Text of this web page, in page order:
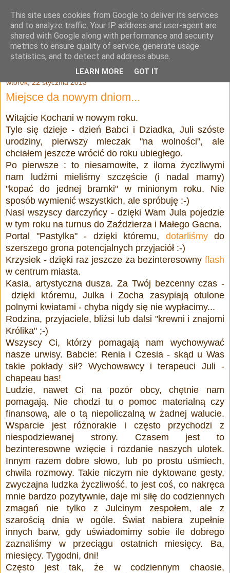
Julia Adamowska
wtorek, 22 stycznia 2013
Miejsce da nowym dniom...
Witajcie Kochani w nowym roku.
Tyle się dzieje - dzień Babci i Dziadka, Juli szóste
urodziny, pierwszy mleczak "na wolności", ale
chciałem jeszcze wrócić do roku ubiegłego.
Po pierwsze : to niesamowite, z iloma życzliwymi
nam ludźmi mieliśmy szczęście (i nadal mamy)
"kopać do jednej bramki" w minionym roku. Nie
sposób wymienić wszystkich, ale spróbuję :-)
Nasi wszyscy darczyńcy - dzięki Wam Jula pojedzie
w tym roku na turnus do Zaździerza i Małego Gacna.
Portal "Pastylka" - dzięki któremu, dotarliśmydo
szerszego grona potencjalnych przyjaciół :-)
Krzysiek - dzięki raz jeszcze za bezinteresowny flash
w centrum miasta.
Kasia, artystyczna dusza. Za Twój bezcenny czas -
dzięki któremu, Julka i Zocha zasypiają otulone
polnymi kwiatami - chyba nigdy się nie wypłacimy...
Rodzina, przyjaciele, bliżsi lub dalsi "krewni i znajomi
Królika" ;-)
Wszyscy Ci, którzy pomagają nam wychowywać
nasze urwisy. Babcie: Renia i Czesia - skąd u Was
takie pokłady sił? Wychowawcy i terapeuci Juli -
chapeau bas!
Ludzie, nawet Ci na pozór obcy, chętnie nam
pomagają. Nie chodzi tu o pomoc materialną czy
finansową, ale o tą niepoliczalną w żadnej walucie.
Wsparcie jest różnorakie i często przychodzi z
niespodziewanej strony. Czasem jest to
bezinteresowne wzięcie i rozdanie naszych ulotek.
Innym razem dobre słowo, lub po prostu uśmiech,
chwila rozmowy. Takie niczym nie dyktowane gesty,
zwyczajna ludzka życzliwość, to jest coś, co nakręca
mnie bardzo pozytywnie, daje mi siłę do codziennych
zmagań nie tylko z Julcinym zespołem, ale z
szarością dnia w ogóle. Świat nabiera zupełnie
innych barw, gdy uświadomimy sobie ile dobrego
zaznaliśmy w przeciągu ostatnich miesięcy. Ba,
miesięcy. Tygodni, dni!
Często jest tak, że w codziennym chaosie,
This site uses cookies from Google to deliver its services
and to analyze traffic. Your IP address and user-agent are
shared with Google along with performance and security
metrics to ensure quality of service, generate usage
statistics, and to detect and address abuse.
LEARN MORE GOT IT